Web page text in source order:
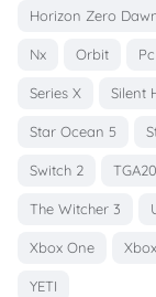
Horizon Zero
Nx Orbit Pc
Series X Silent
Star Ocean 5
Switch 2
The Witcher 3
Xbox One
YETI